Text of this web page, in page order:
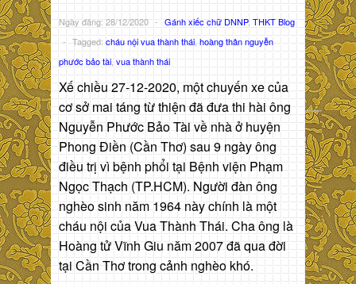
Ngày đăng: 28/12/2020 - Gánh xiếc chữ DNNP, THKT Blog
- Tagged: cháu nội vua thành thái hoàng thân nguyễn
phước bảo tài vua thành thái
Xế chiều 27-12-2020, một chuyến xe của
cơ sở mai táng từ thiện đã đưa thi hài ông
Nguyễn Phước Bảo Tài về nhà ở huyện
Phong Điền (Cần Thơ) sau 9 ngày ông
điều trị vì bệnh phổi tại Bệnh viện Phạm
Ngọc Thạch (TP.HCM). Người đàn ông
nghèo sinh năm 1964 này chính là một
cháu nội của Vua Thành Thái. Cha ông là
Hoàng tử Vĩnh Giu năm 2007 đã qua đời
tại Cần Thơ trong cảnh nghèo khó.